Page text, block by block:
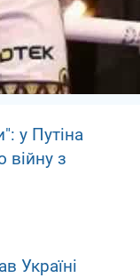
у Путіна
війну з
Україні